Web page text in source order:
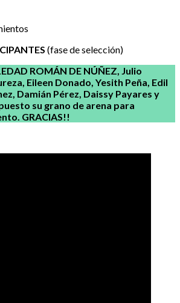
(fase de selección)
ROMÁN DE NÚÑEZ, Julio
Eileen Donado, Yesith Peña, Edil
Damián Pérez, Daissy Payares y
su grano de arena para
GRACIAS!!